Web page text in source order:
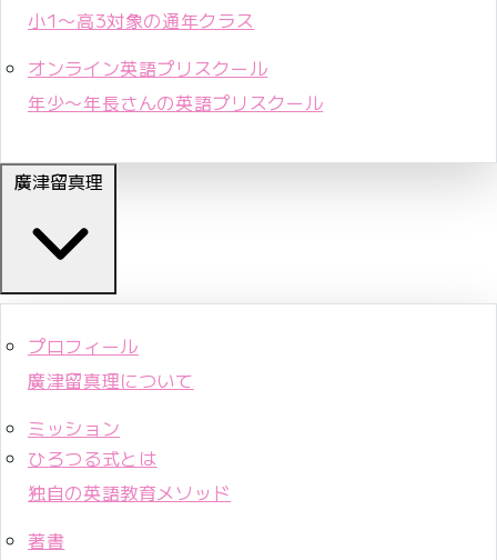
小1〜高3対象の通年クラス
オンライン英語プリスクール
年少〜年長さんの英語プリスクール
廣津留真理
プロフィール
廣津留真理について
ミッション
ひろつる式とは
独自の英語教育メソッド
著書